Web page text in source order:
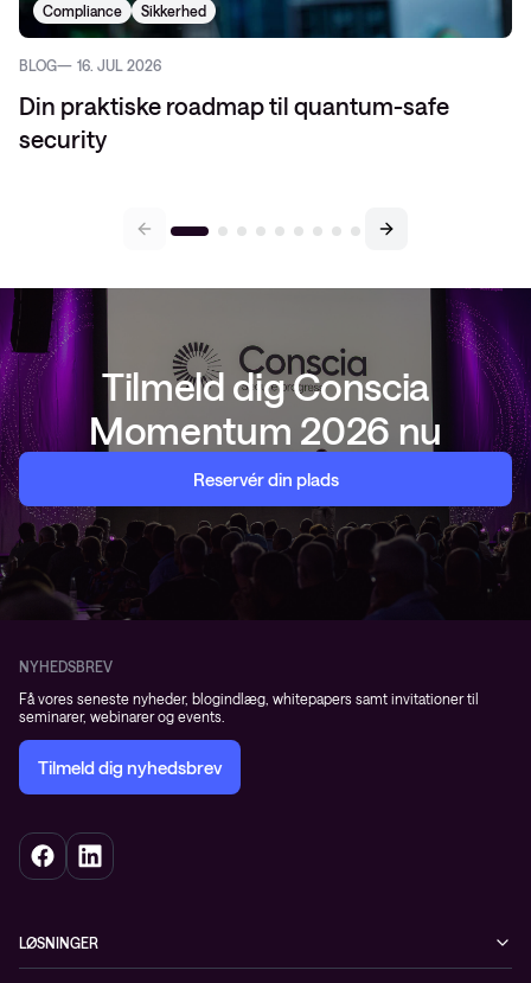
Compliance Sikkerhed
BLOG 16. JUL 2026
Din praktiske roadmap til quantum-safe
security
Tilmeld dig Conscia
Momentum 2026 nu
Reservér din plads
NYHEDSBREV
Få vores seneste nyheder, blogindlæg, whitepapers samt invitationer til
seminarer, webinarer og events.
Tilmeld dig nyhedsbrev
LØSNINGER